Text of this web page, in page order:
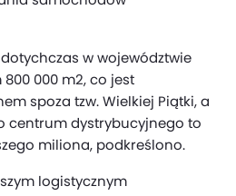
w województwie
000 m2, co jest
spoza tzw. Wielkiej Piątki, a
centrum dystrybucyjnego to
miliona, podkreślono.
logistycznym